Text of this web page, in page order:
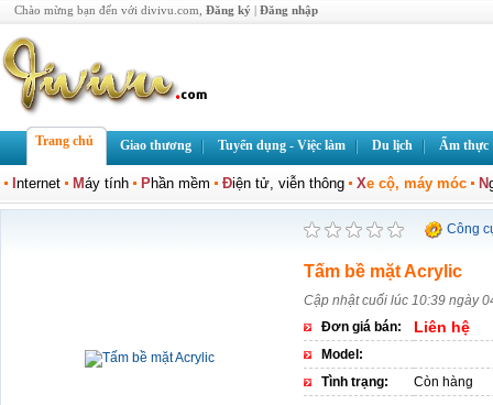
Chào mừng bạn đến với divivu.com, Đăng ký | Đăng nhập
Trang chủ Giao thương Tuyển dụng - Việc làm Du lịch Ẩm thực
nternet Máy tính Phần mềm Điện tử, viễn thông Xe cộ, máy móc N
Công
Tấm bề mặt Acrylic
Cập nhật cuối lúc 10:39 ngày
Đơn giá bán:
Liên hệ
Model:
Tình trạng:
Còn hàng